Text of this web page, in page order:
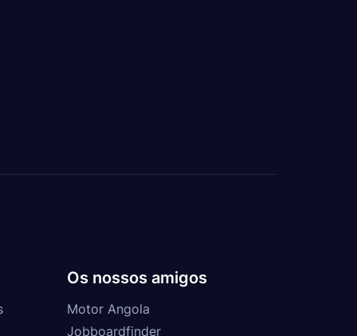
Os nossos amigos
Motor Angola
Jobboardfinder